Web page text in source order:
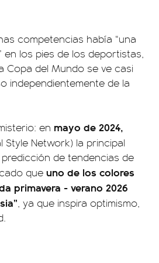
competencias había “una
en los pies de los deportistas,
Copa del Mundo se ve casi
independientemente de la
en mayo de 2024,
Style Network) la principal
de tendencias de
que uno de los colores
primavera - verano 2026
, ya que inspira optimismo,